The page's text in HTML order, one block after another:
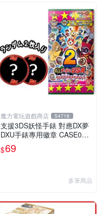
魔力電玩遊戲商店 54716
支援3DS妖怪手錶 對應DX夢
DXU手錶專用徽章 CASE02
美國妖怪徽章 我們美利堅肌
肉強壯男子 單包【板橋魔
$69
多筆商品